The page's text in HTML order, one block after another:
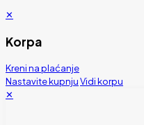
✕
Korpa
Kreni na plaćanje
Nastavite kupnjuVidi korpu
✕